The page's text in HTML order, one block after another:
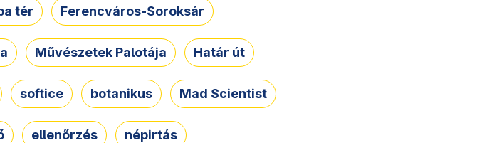
tér Ferencváros-Soroksár
Művészetek Palotája Határ út
softice botanikus Mad Scientist
ellenőrzés népirtás